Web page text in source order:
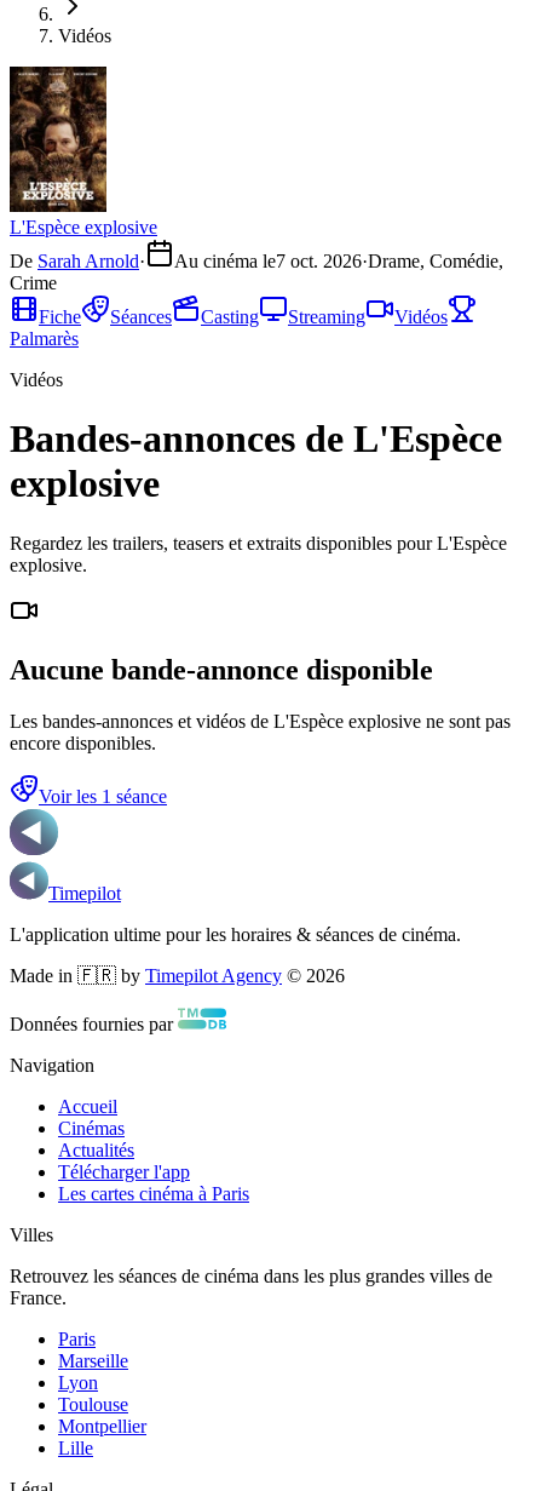
Vidéos
L'Espèce explosive
De Sarah Arnold· Au cinéma le7 oct. 2026·Drame, Comédie,
Crime
Fiche
Séances Casting Streaming
Vidéos
Palmarès
Vidéos
Bandes-annonces de L'Espèce
explosive
Regardez les trailers, teasers et extraits disponibles pour L'Espèce
explosive.
Aucune bande-annonce disponible
Les bandes-annonces et vidéos de L'Espèce explosive ne sont pas
encore disponibles.
Voir les 1 séance
Timepilot
L'application ultime pour les horaires & séances de cinéma.
Made in 🇫🇷 by Timepilot Agency © 2026
Données fournies par
Navigation
Accueil
Cinémas
Actualités
Télécharger l'app
Les cartes cinéma à Paris
Villes
Retrouvez les séances de cinéma dans les plus grandes villes de
France.
Paris
Marseille
Lyon
Toulouse
Montpellier
Lille